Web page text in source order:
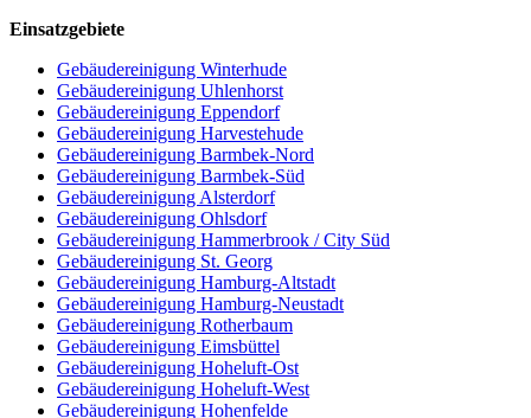
Einsatzgebiete
Gebäudereinigung Winterhude
Gebäudereinigung Uhlenhorst
Gebäudereinigung Eppendorf
Gebäudereinigung Harvestehude
Gebäudereinigung Barmbek-Nord
Gebäudereinigung Barmbek-Süd
Gebäudereinigung Alsterdorf
Gebäudereinigung Ohlsdorf
Gebäudereinigung Hammerbrook / City Süd
Gebäudereinigung St. Georg
Gebäudereinigung Hamburg-Altstadt
Gebäudereinigung Hamburg-Neustadt
Gebäudereinigung Rotherbaum
Gebäudereinigung Eimsbüttel
Gebäudereinigung Hoheluft-Ost
Gebäudereinigung Hoheluft-West
Gebäudereinigung Hohenfelde